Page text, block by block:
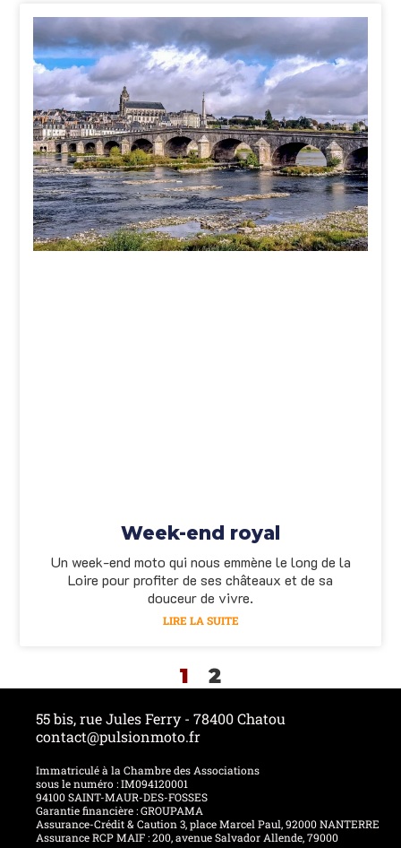
Week-end royal
Un week-end moto qui nous emmène le long de la
Loire pour profiter de ses châteaux et de sa
douceur de vivre.
LIRE LA SUITE
1 2
55 bis, rue Jules Ferry - 78400 Chatou
contact@pulsionmoto.fr
Immatriculé à la Chambre des Associations
sous le numéro : IM094120001
94100 SAINT-MAUR-DES-FOSSES
Garantie financière : GROUPAMA
Assurance-Crédit & Caution 3, place Marcel Paul, 92000 NANTERRE
Assurance RCP MAIF : 200, avenue Salvador Allende, 79000